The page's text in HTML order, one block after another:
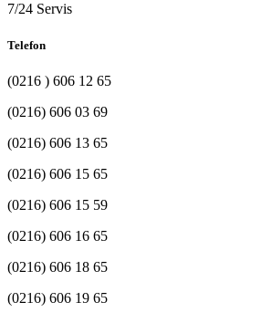
7/24 Servis
Telefon
(0216 ) 606 12 65
(0216) 606 03 69
(0216) 606 13 65
(0216) 606 15 65
(0216) 606 15 59
(0216) 606 16 65
(0216) 606 18 65
(0216) 606 19 65